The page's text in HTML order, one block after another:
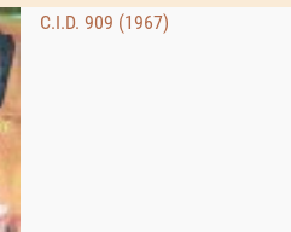
C.I.D. 909 (1967)